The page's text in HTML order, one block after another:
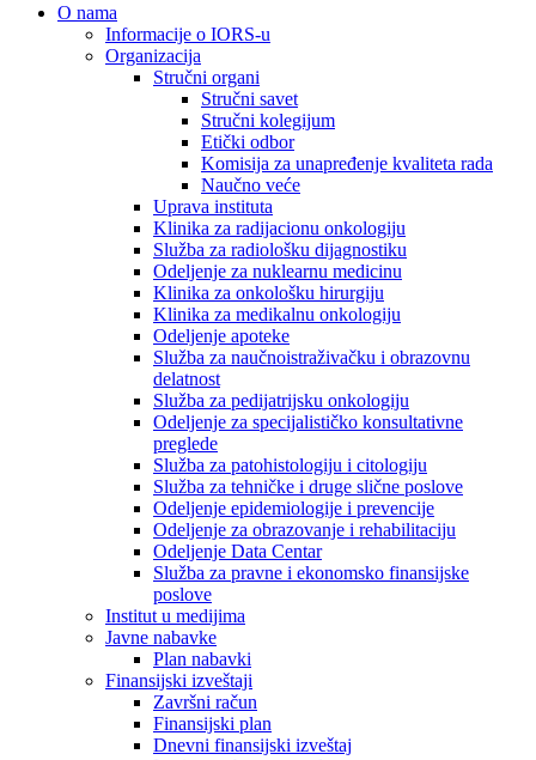
O nama
Informacije o IORS-u
Organizacija
Stručni organi
Stručni savet
Stručni kolegijum
Etički odbor
Komisija za unapređenje kvaliteta rada
Naučno veće
Uprava instituta
Klinika za radijacionu onkologiju
Služba za radiološku dijagnostiku
Odeljenje za nuklearnu medicinu
Klinika za onkološku hirurgiju
Klinika za medikalnu onkologiju
Odeljenje apoteke
Služba za naučnoistraživačku i obrazovnu
delatnost
Služba za pedijatrijsku onkologiju
Odeljenje za specijalističko konsultativne
preglede
Služba za patohistologiju i citologiju
Služba za tehničke i druge slične poslove
Odeljenje epidemiologije i prevencije
Odeljenje za obrazovanje i rehabilitaciju
Odeljenje Data Centar
Služba za pravne i ekonomsko finansijske
poslove
Institut u medijima
Javne nabavke
Plan nabavki
Finansijski izveštaji
Završni račun
Finansijski plan
Dnevni finansijski izveštaj